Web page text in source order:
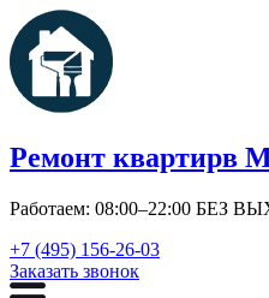
Ремонт квартирв
Работаем: 08:00–22:00 БЕЗ
+7 (495) 156-26-03
Заказать звонок